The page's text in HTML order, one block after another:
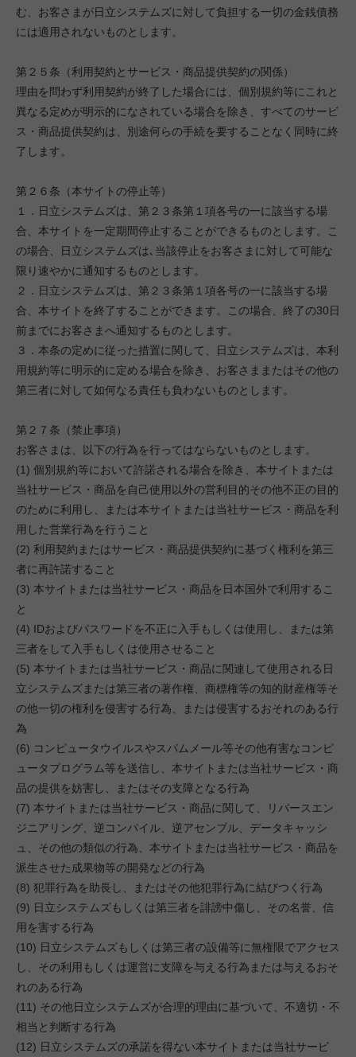
む、お客さまが日立システムズに対して負担する一切の金銭債務
には適用されないものとします。
第２５条（利用契約とサービス・商品提供契約の関係）
理由を問わず利用契約が終了した場合には、個別規約等にこれと
異なる定めが明示的になされている場合を除き、すべてのサービ
ス・商品提供契約は、別途何らの手続を要することなく同時に終
了します。
第２６条（本サイトの停止等）
１．日立システムズは、第２３条第１項各号の一に該当する場
合、本サイトを一定期間停止することができるものとします。こ
の場合、日立システムズは､当該停止をお客さまに対して可能な
限り速やかに通知するものとします。
２．日立システムズは、第２３条第１項各号の一に該当する場
合、本サイトを終了することができます。この場合、終了の30日
前までにお客さまへ通知するものとします。
３．本条の定めに従った措置に関して、日立システムズは、本利
用規約等に明示的に定める場合を除き、お客さままたはその他の
第三者に対して如何なる責任も負わないものとします。
第２７条（禁止事項）
お客さまは、以下の行為を行ってはならないものとします。
(1) 個別規約等において許諾される場合を除き、本サイトまたは
当社サービス・商品を自己使用以外の営利目的その他不正の目的
のために利用し、または本サイトまたは当社サービス・商品を利
用した営業行為を行うこと
(2) 利用契約またはサービス・商品提供契約に基づく権利を第三
者に再許諾すること
(3) 本サイトまたは当社サービス・商品を日本国外で利用するこ
と
(4) IDおよびパスワードを不正に入手もしくは使用し、または第
三者をして入手もしくは使用させること
(5) 本サイトまたは当社サービス・商品に関連して使用される日
立システムズまたは第三者の著作権、商標権等の知的財産権等そ
の他一切の権利を侵害する行為、または侵害するおそれのある行
為
(6) コンピュータウイルスやスパムメール等その他有害なコンピ
ュータプログラム等を送信し、本サイトまたは当社サービス・商
品の提供を妨害し、またはその支障となる行為
(7) 本サイトまたは当社サービス・商品に関して、リバースエン
ジニアリング、逆コンパイル、逆アセンブル、データキャッシ
ュ、その他の類似の行為、本サイトまたは当社サービス・商品を
派生させた成果物等の開発などの行為
(8) 犯罪行為を助長し、またはその他犯罪行為に結びつく行為
(9) 日立システムズもしくは第三者を誹謗中傷し、その名誉、信
用を害する行為
(10) 日立システムズもしくは第三者の設備等に無権限でアクセス
し、その利用もしくは運営に支障を与える行為または与えるおそ
れのある行為
(11) その他日立システムズが合理的理由に基づいて、不適切・不
相当と判断する行為
(12) 日立システムズの承諾を得ない本サイトまたは当社サービ